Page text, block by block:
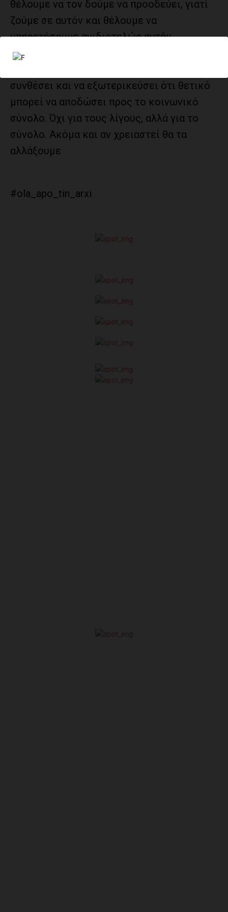
θέλουμε να τον δούμε να προοδεύει, γιατί
ζούμε σε αυτόν και θέλουμε να
υπηρετήσουμε ανιδιοτελώς αυτόν.
Ξεκάθαρα και Ειλικρινά. Σας καλούμε να
συνθέσει και να εξωτερικεύσει ότι θετικό
μπορεί να αποδώσει προς το κοινωνικό
σύνολο. Όχι για τους λίγους, αλλά για το
σύνολο. Ακόμα και αν χρειαστεί θα τα
αλλάξουμε
#ola_apo_tin_arxi